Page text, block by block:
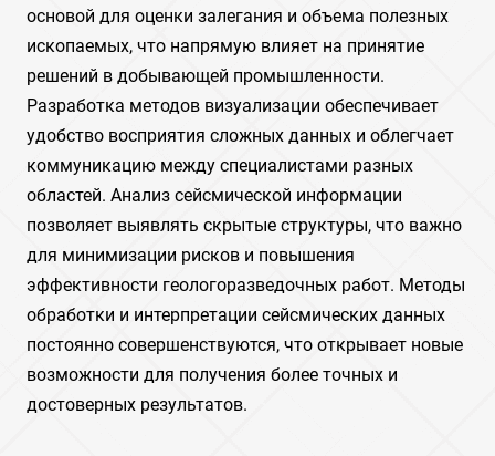
основой для оценки залегания и объема полезных
ископаемых, что напрямую влияет на принятие
решений в добывающей промышленности.
Разработка методов визуализации обеспечивает
удобство восприятия сложных данных и облегчает
коммуникацию между специалистами разных
областей. Анализ сейсмической информации
позволяет выявлять скрытые структуры, что важно
для минимизации рисков и повышения
эффективности геологоразведочных работ. Методы
обработки и интерпретации сейсмических данных
постоянно совершенствуются, что открывает новые
возможности для получения более точных и
достоверных результатов.